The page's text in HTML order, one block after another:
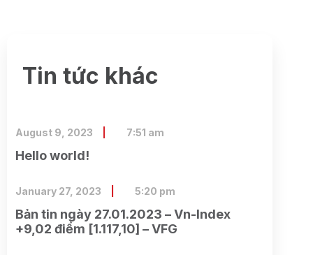
Tin tức khác
Hello world!
August 9, 2023 7:51 am
Bản tin ngày 27.01.2023 – Vn-Index
+9,02 điểm [1.117,10] – VFG
January 27, 2023 5:20 pm